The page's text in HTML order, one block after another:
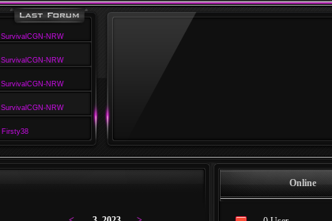
SurvivalCGN-NRW
SurvivalCGN-NRW
SurvivalCGN-NRW
SurvivalCGN-NRW
Firsty38
Online